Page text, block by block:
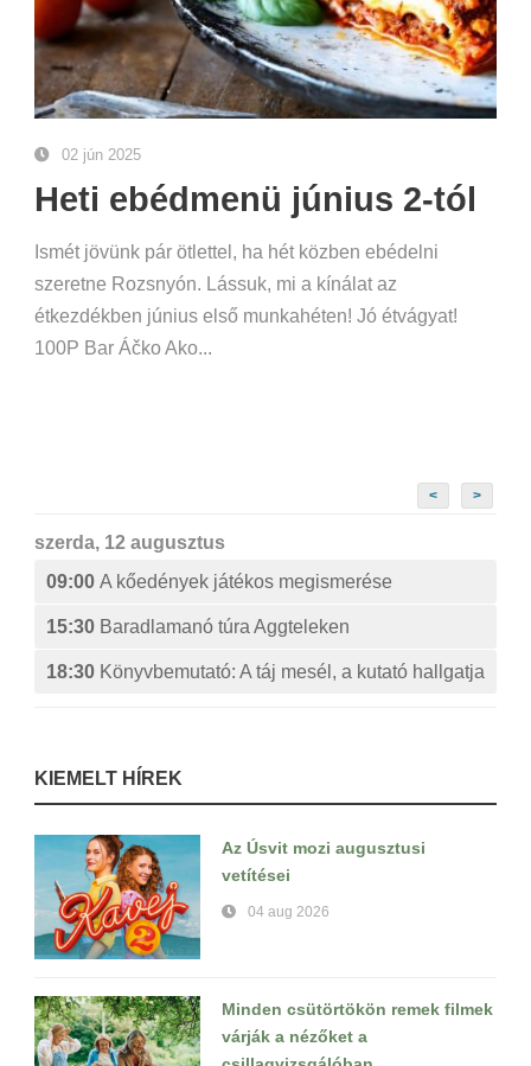
02 jún 2025
Heti ebédmenü június 2-tól
Ismét jövünk pár ötlettel, ha hét közben ebédelni
szeretne Rozsnyón. Lássuk, mi a kínálat az
étkezdékben június első munkahéten! Jó étvágyat!
100P Bar Áčko Ako...
< >
szerda, 12 augusztus
09:00 A kőedények játékos megismerése
15:30 Baradlamanó túra Aggteleken
18:30 Könyvbemutató: A táj mesél, a kutató hallgatja
KIEMELT HÍREK
Az Úsvit mozi augusztusi
vetítései
04 aug 2026
Minden csütörtökön remek filmek
várják a nézőket a